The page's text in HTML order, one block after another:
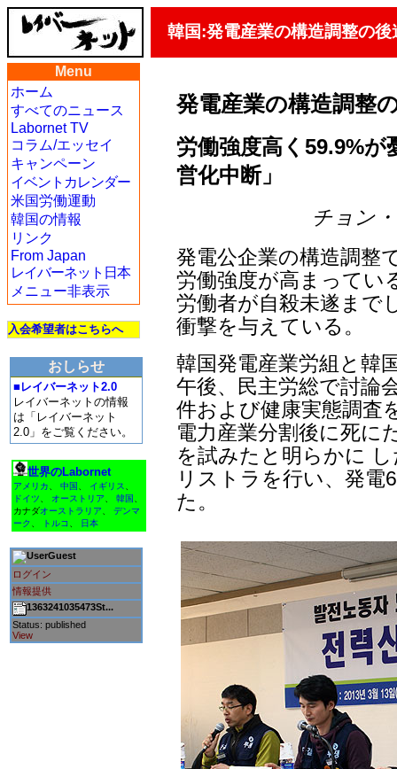
韓国:発電産業の構造調整の
Menu
ホーム
すべてのニュース
Labornet TV
コラム/エッセイ
キャンペーン
イベントカレンダー
米国労働運動
韓国の情報
リンク
From Japan
レイバーネット日本
メニュー非表示
入会希望者はこちらへ
おしらせ
■レイバーネット2.0
レイバーネットの情報
は「レイバーネット
2.0」をご覧ください。
世界のLabornet
アメリカ 中国 イギリス
ドイツ
オーストリア 韓国
カナダオーストラリア
デンマ
ーク
トルコ 日本
Guest
ログイン
情報提供
1363241035473St...
Status: published
View
発電産業の構造調整
労働強度高く59.9%が
営化中断」
チョン
発電公企業の構造調整
労働強度が高まってい
労働者が自殺未遂まで
衝撃を与えている。
韓国発電産業労組と韓
午後、民主労総で討論
件および健康実態調査
電力産業分割後に死に
を試みたと明らかに
リストラを行い、発電
た。